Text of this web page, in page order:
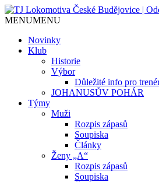
TJ Lokomotiva
Jediný házenkářský klub
MENUMENU
Novinky
Klub
Historie
Výbor
Důležité info pro
JOHANUSŮV POHÁR
Týmy
Muži
Rozpis zápasů
Soupiska
Články
Ženy „A“
Rozpis zápasů
Soupiska